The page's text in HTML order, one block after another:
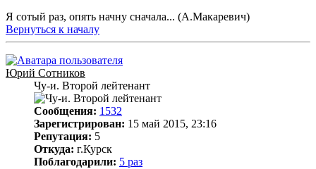
Я сотый раз, опять начну сначала... (А.Макаревич)
Вернуться к началу
Юрий Сотников
Чу-и. Второй лейтенант
Сообщения: 1532
Зарегистрирован: 15 май 2015, 23:16
Репутация: 5
Откуда: г.Курск
Поблагодарили: 5 раз